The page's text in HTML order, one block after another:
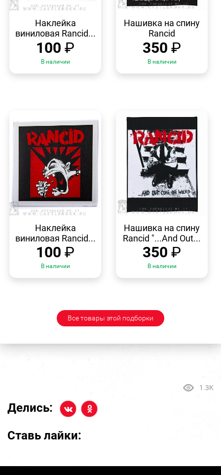
ПРОСМОТР
Наклейка
виниловая Rancid...
100 ₽
В наличии
ПРОСМОТР
Нашивка на спину
Rancid
350 ₽
В наличии
ПРОСМОТР
Наклейка
виниловая Rancid...
100 ₽
В наличии
ПРОСМОТР
Нашивка на спину
Rancid "...And Out...
350 ₽
В наличии
Все товары этой подборки
1.3K
Делись:
Ставь лайки: